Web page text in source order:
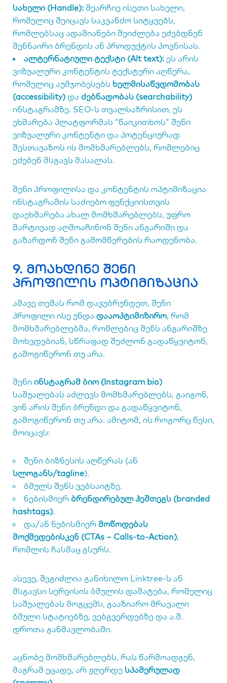
სახელი (Handle): შეარჩიე ისეთი სახელი,
რომელიც შეიცავს საკვანძო სიტყვებს,
რომლებსაც ადამიანები შეიძლება ეძებდნენ
შენნაირი ბრენდის ან პროდუქტის პოვნისას.
ალტერნატიული ტექსტი (Alt text): ეს არის
ვიზუალური კონტენტის ტექსტური აღწერა,
რომელიც აუმჯობესებს ხელმისაწვდომობას
(accessibility) და ძებნადობას (searchability)
ინსტაგრამზე. SEO-ს თვალსაზრისით, ეს
ეხმარება პლატფორმას “წაიკითხოს” შენი
ვიზუალური კონტენტი და პოტენციურად
შესთავაზოს ის მომხმარებლებს, რომლებიც
ეძებენ მსგავს მასალას.
შენი პროფილისა და კონტენტის ოპტიმიზაცია
ინსტაგრამის საძიებო ფუნქციისთვის
დაეხმარება ახალ მომხმარებლებს, უფრო
მარტივად აღმოაჩინონ შენი ანგარიში და
გაზარდონ შენი გამომწერების რაოდენობა.
9. მოახდინე შენი
პროფილის ოპტიმიზაცია
ამავე თემას რომ დავუბრუნდეთ, შენი
პროფილი ისე უნდა დააოპტიმიზირო, რომ
მომხმარებლებმა, რომლებიც შენს ანგარიშზე
მოხვდებიან, სწრაფად შეძლონ გადაწყვიტონ,
გამოგიწერონ თუ არა.
შენი ინსტაგრამ ბიო (Instagram bio)
საშუალებას აძლევს მომხმარებლებს, გაიგონ,
ვინ არის შენი ბრენდი და გადაწყვიტონ,
გამოგიწერონ თუ არა. ამიტომ, ის როგორც წესი,
მოიცავს:
შენი ბიზნესის აღწერას (ან
სლოგანს/tagline).
ბმულს შენს ვებსაიტზე.
ნებისმიერ ბრენდირებულ ჰეშთეგს (branded
hashtags).
და/ან ნებისმიერ მოწოდებას
მოქმედებისკენ (CTAs – Calls-to-Action),
რომლის ჩასმაც გსურს.
ასევე, შეგიძლია განიხილო Linktree-ს ან
მსგავსი სერვისის ბმულის დამატება, რომელიც
საშუალებას მოგცემს, გააზიარო მრავალი
ბმული სტატიებზე, ვებგვერდებზე და ა.შ.
დროთა განმავლობაში.
აცნობე მომხმარებლებს, რას წარმოადგენ,
მაგრამ ეცადე, არ ჟღერდე სპამერულად